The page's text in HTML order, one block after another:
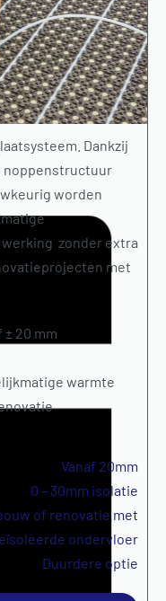
Dankzij
noppenstructuur
worden
zonder extra
met
20 mm
warmte
Vanaf 20mm
0 – 30mm isolatie
of renovatie met
ondervloer
Duurdere optie